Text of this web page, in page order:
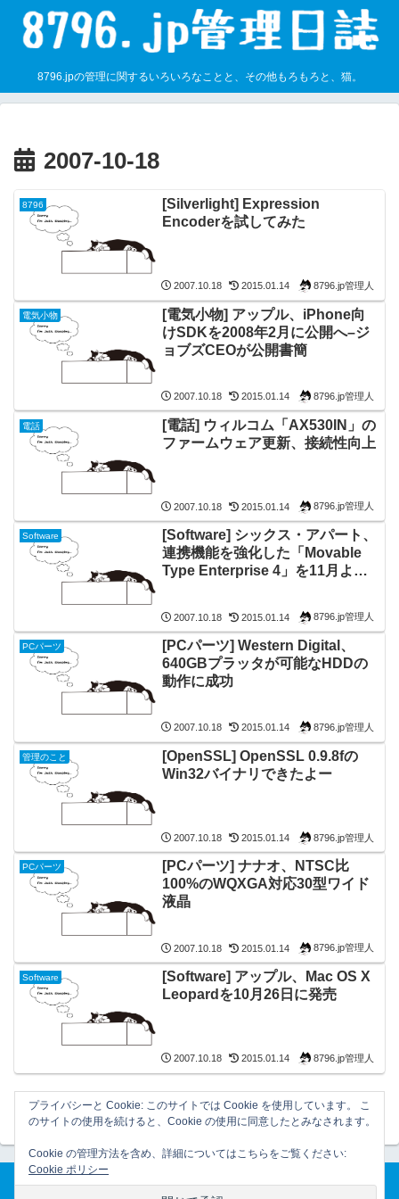
8796.jpの管理に関するいろいろなことと、その他もろもろと、猫。
2007-10-18
8796
[Silverlight] Expression
Encoderを試してみた
2007.10.18 2015.01.14 8796.jp管理人
電気小物
[電気小物] アップル、iPhone向
けSDKを2008年2月に公開へ–ジ
ョブズCEOが公開書簡
2007.10.18 2015.01.14 8796.jp管理人
電話
[電話] ウィルコム「AX530IN」の
ファームウェア更新、接続性向上
2007.10.18 2015.01.14 8796.jp管理人
Software
[Software] シックス・アパート、
連携機能を強化した「Movable
Type Enterprise 4」を11月より
2007.10.18 2015.01.14 8796.jp管理人
PCパーツ
[PCパーツ] Western Digital、
640GBプラッタが可能なHDDの
動作に成功
2007.10.18 2015.01.14 8796.jp管理人
管理のこと
[OpenSSL] OpenSSL 0.9.8fの
Win32バイナリできたよー
2007.10.18 2015.01.14 8796.jp管理人
PCパーツ
[PCパーツ] ナナオ、NTSC比
100%のWQXGA対応30型ワイド
液晶
2007.10.18 2015.01.14 8796.jp管理人
Software
[Software] アップル、Mac OS X
Leopardを10月26日に発売
2007.10.18 2015.01.14 8796.jp管理人
プライバシーと Cookie: このサイトでは Cookie を使用しています。 こ
のサイトの使用を続けると、Cookie の使用に同意したとみなされます。
Cookie の管理方法を含め、詳細についてはこちらをご覧ください:
Cookie ポリシー